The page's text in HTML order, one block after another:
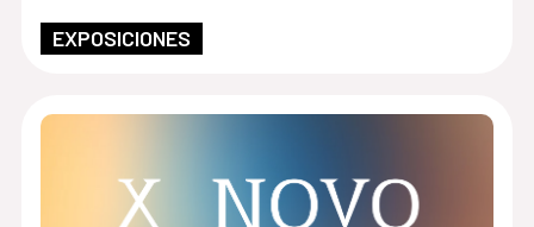
EXPOSICIONES